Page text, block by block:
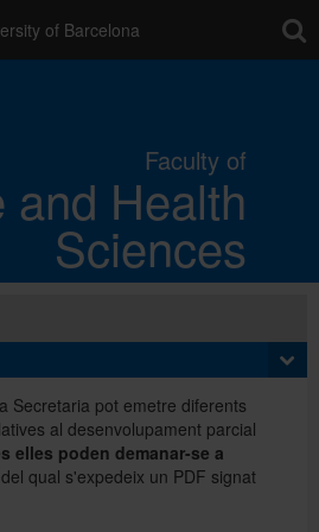
of Barcelona
Faculty of
and Health
Sciences
Studies
Mobility
Secretaria pot emetre diferents
al desenvolupament parcial
elles poden demanar-se a
qual s'expedeix un PDF signat